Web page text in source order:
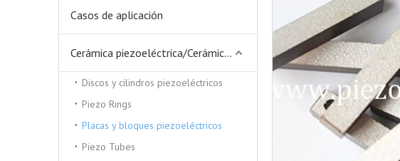
Casos de aplicación
Cerámica piezoeléctrica/Cerámica piezoeléctrica
Discos y cilindros piezoeléctricos
Piezo Rings
Placas y bloques piezoeléctricos
Piezo Tubes